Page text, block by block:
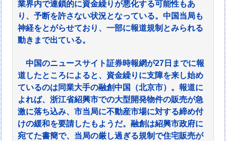
業界内で連鎖的に資金繰りが悪化する可能性もあ
り、予断を許さない状況となっている。中国当局も
神経をとがらせており、一部に報道規制とみられる
動きまで出ている。
中国のニュースサイト証券時報網が27日までに報
道したところによると、資金繰りに支障を来し始め
ているのは同業大手の融創中国（北京市）。報道に
よれば、浙江省紹興市での大型開発物件の販売が急
激に落ち込み、市当局に不動産市場に対する締め付
けの緩和を要請したもようだ。融創は紹興市政府に
宛てた書簡で、当局の厳し過ぎる規制で住宅販売が